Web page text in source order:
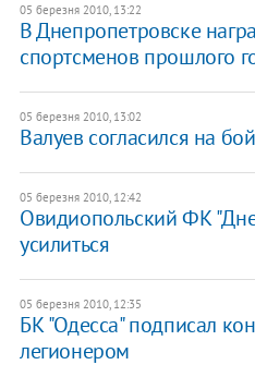
05 березня 2010, 13:22
В Днепропетровске
спортсменов прошлого
05 березня 2010, 13:02
Валуев согласился на
05 березня 2010, 12:42
Овидиопольский ФК
усилиться
05 березня 2010, 12:35
БК "Одесса" подписал
легионером